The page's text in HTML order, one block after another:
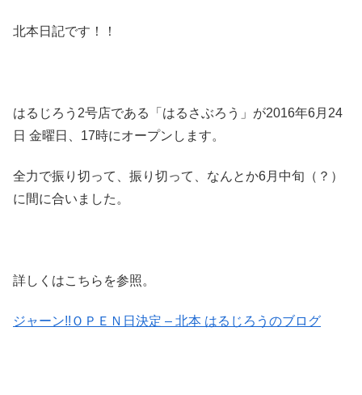
北本日記です！！
はるじろう2号店である「はるさぶろう」が2016年6月24
日 金曜日、17時にオープンします。
全力で振り切って、振り切って、なんとか6月中旬（？）
に間に合いました。
詳しくはこちらを参照。
ジャーン!!ＯＰＥＮ日決定 – 北本 はるじろうのブログ